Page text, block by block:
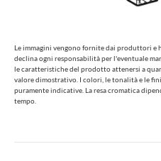
Le immagini vengono fornite dai produttori e
declina ogni responsabilità per l'eventuale
le caratteristiche del prodotto attenersi a
valore dimostrativo. I colori, le tonalità e le
puramente indicative. La resa cromatica
tempo.